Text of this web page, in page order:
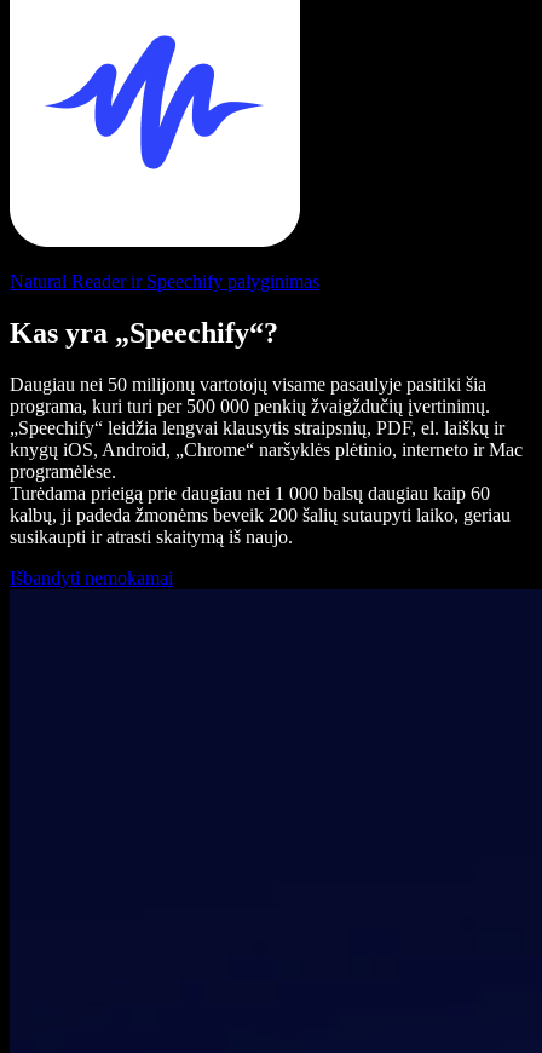
Natural Reader ir Speechify palyginimas
Kas yra „Speechify“?
Daugiau nei 50 milijonų vartotojų visame pasaulyje pasitiki šia
programa, kuri turi per 500 000 penkių žvaigždučių įvertinimų.
„Speechify“ leidžia lengvai klausytis straipsnių, PDF, el. laiškų ir
knygų iOS, Android, „Chrome“ naršyklės plėtinio, interneto ir Mac
programėlėse.
Turėdama prieigą prie daugiau nei 1 000 balsų daugiau kaip 60
kalbų, ji padeda žmonėms beveik 200 šalių sutaupyti laiko, geriau
susikaupti ir atrasti skaitymą iš naujo.
Išbandyti nemokamai